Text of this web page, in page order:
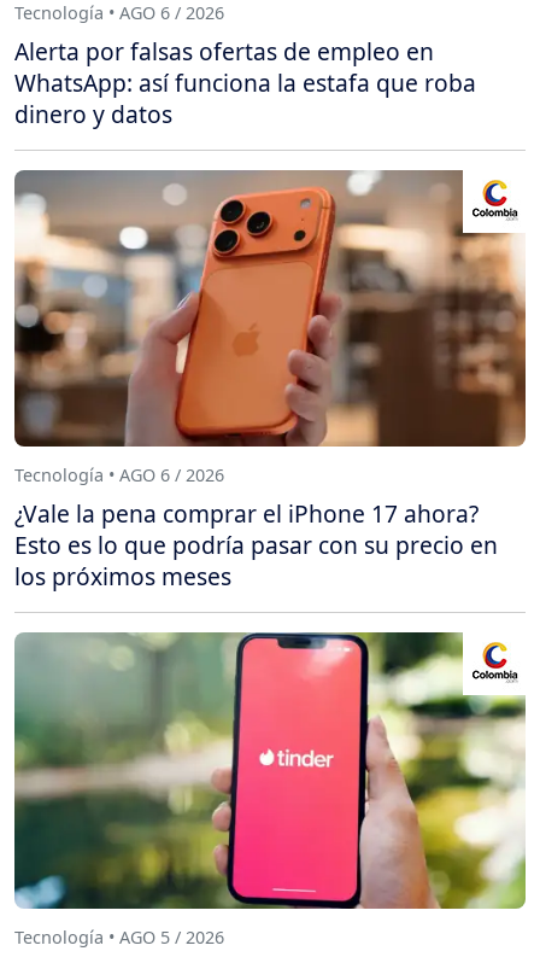
Tecnología • AGO 6 / 2026
Alerta por falsas ofertas de empleo en
WhatsApp: así funciona la estafa que roba
dinero y datos
Tecnología • AGO 6 / 2026
¿Vale la pena comprar el iPhone 17 ahora?
Esto es lo que podría pasar con su precio en
los próximos meses
Tecnología • AGO 5 / 2026